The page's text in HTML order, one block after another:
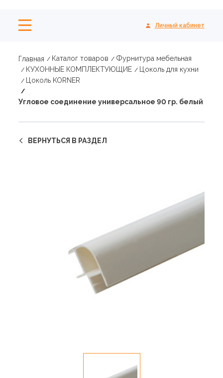
Личный кабинет
Главная Каталог товаров
Фурнитура мебельная
КУХОННЫЕ КОМПЛЕКТУЮЩИЕ
Цоколь для кухни
Цоколь KORNER
Угловое соединение универсальное 90 гр. белый
ВЕРНУТЬСЯ В РАЗДЕЛ